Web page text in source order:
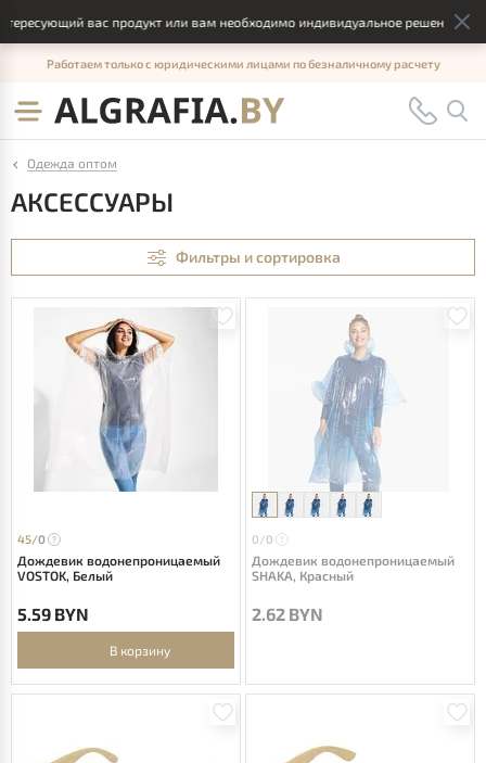
вас продукт или вам необходимо индивидуальное решение,
Работаем только с юридическими лицами по безналичному расчету
Одежда оптом
АКСЕССУАРЫ
Фильтры и сортировка
45/0
Дождевик водонепроницаемый
VOSTOK, Белый
5.59 BYN
В корзину
0/0
Дождевик водонепроницаемый
SHAKA, Красный
2.62 BYN